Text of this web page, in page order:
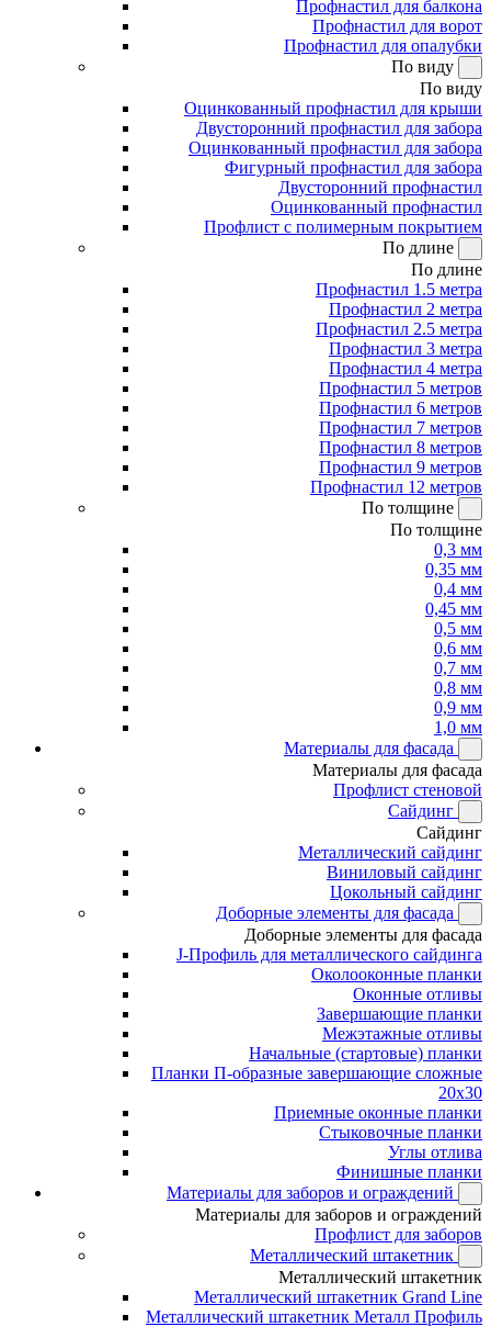
Профнастил для балкона
Профнастил для ворот
Профнастил для опалубки
По виду
По виду
Оцинкованный профнастил для крыши
Двусторонний профнастил для забора
Оцинкованный профнастил для забора
Фигурный профнастил для забора
Двусторонний профнастил
Оцинкованный профнастил
Профлист с полимерным покрытием
По длине
По длине
Профнастил 1.5 метра
Профнастил 2 метра
Профнастил 2.5 метра
Профнастил 3 метра
Профнастил 4 метра
Профнастил 5 метров
Профнастил 6 метров
Профнастил 7 метров
Профнастил 8 метров
Профнастил 9 метров
Профнастил 12 метров
По толщине
По толщине
0,3 мм
0,35 мм
0,4 мм
0,45 мм
0,5 мм
0,6 мм
0,7 мм
0,8 мм
0,9 мм
1,0 мм
Материалы для фасада
Материалы для фасада
Профлист стеновой
Сайдинг
Сайдинг
Металлический сайдинг
Виниловый сайдинг
Цокольный сайдинг
Доборные элементы для фасада
Доборные элементы для фасада
J-Профиль для металлического сайдинга
Околооконные планки
Оконные отливы
Завершающие планки
Межэтажные отливы
Начальные (стартовые) планки
Планки П-образные завершающие сложные
20x30
Приемные оконные планки
Стыковочные планки
Углы отлива
Финишные планки
Материалы для заборов и ограждений
Материалы для заборов и ограждений
Профлист для заборов
Металлический штакетник
Металлический штакетник
Металлический штакетник Grand Line
Металлический штакетник Металл Профиль